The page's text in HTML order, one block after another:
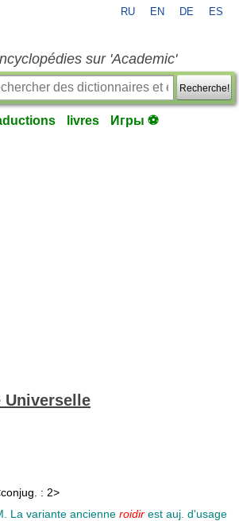
RU EN DE ES
sur 'Academic'
Recherche!
livres Игры ⚽
Universelle
: 2>
La variante ancienne roidir est auj. d'usage